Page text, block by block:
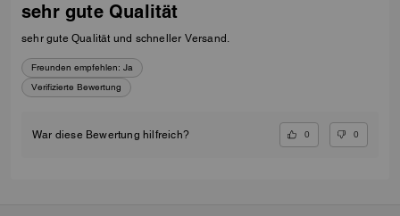
sehr gute Qualität
sehr gute Qualität und schneller Versand.
Freunden empfehlen: Ja
Verifizierte Bewertung
War diese Bewertung hilfreich? 0 0